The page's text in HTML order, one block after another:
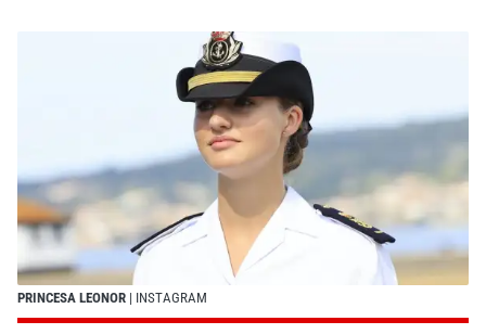
PRINCESA LEONOR | INSTAGRAM